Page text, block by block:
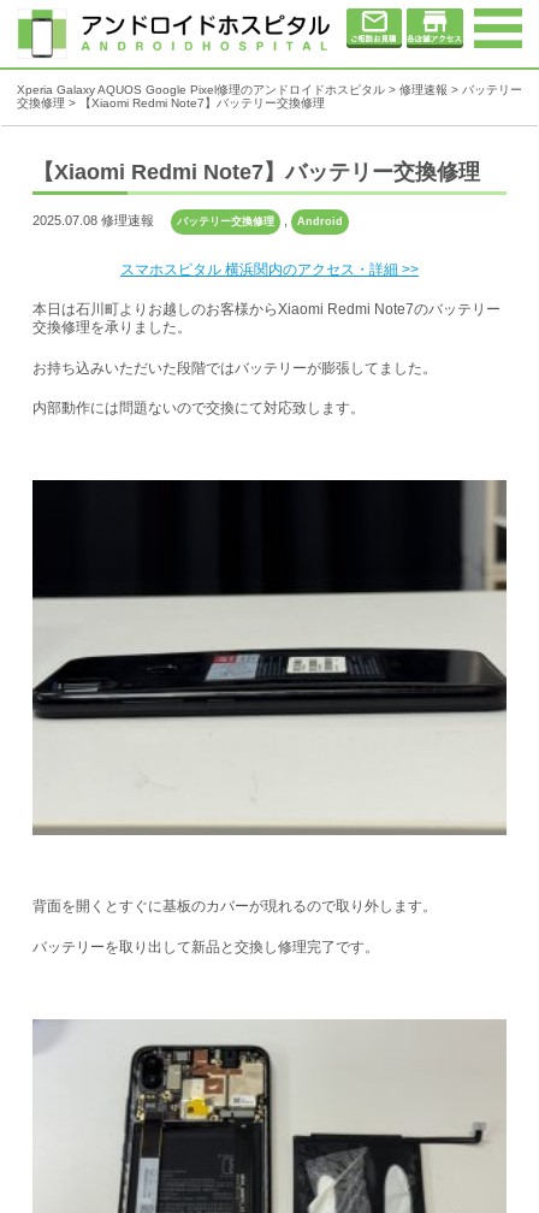
Xperia Galaxy AQUOS Google Pixel修理のアンドロイドホスピタル > 修理速報 > バッテリー
交換修理 > 【Xiaomi Redmi Note7】バッテリー交換修理
【Xiaomi Redmi Note7】バッテリー交換修理
2025.07.08 修理速報 バッテリー交換修理 , Android
スマホスピタル 横浜関内のアクセス・詳細 >>
本日は石川町よりお越しのお客様からXiaomi Redmi Note7のバッテリー
交換修理を承りました。
お持ち込みいただいた段階ではバッテリーが膨張してました。
内部動作には問題ないので交換にて対応致します。
背面を開くとすぐに基板のカバーが現れるので取り外します。
バッテリーを取り出して新品と交換し修理完了です。